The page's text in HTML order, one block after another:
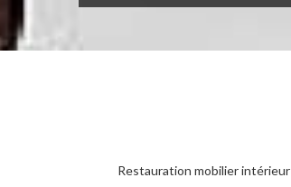
Restauration mobilier intérieur